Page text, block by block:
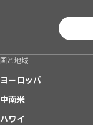
国と地域
ヨーロッパ
中南米
ハワイ